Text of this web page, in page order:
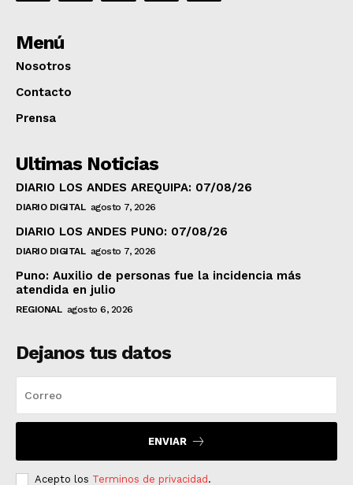
Menú
Nosotros
Contacto
Prensa
Ultimas Noticias
DIARIO LOS ANDES AREQUIPA: 07/08/26
DIARIO DIGITAL agosto 7, 2026
DIARIO LOS ANDES PUNO: 07/08/26
DIARIO DIGITAL agosto 7, 2026
Puno: Auxilio de personas fue la incidencia más
atendida en julio
REGIONAL agosto 6, 2026
Dejanos tus datos
ENVIAR
Acepto los Terminos de privacidad .